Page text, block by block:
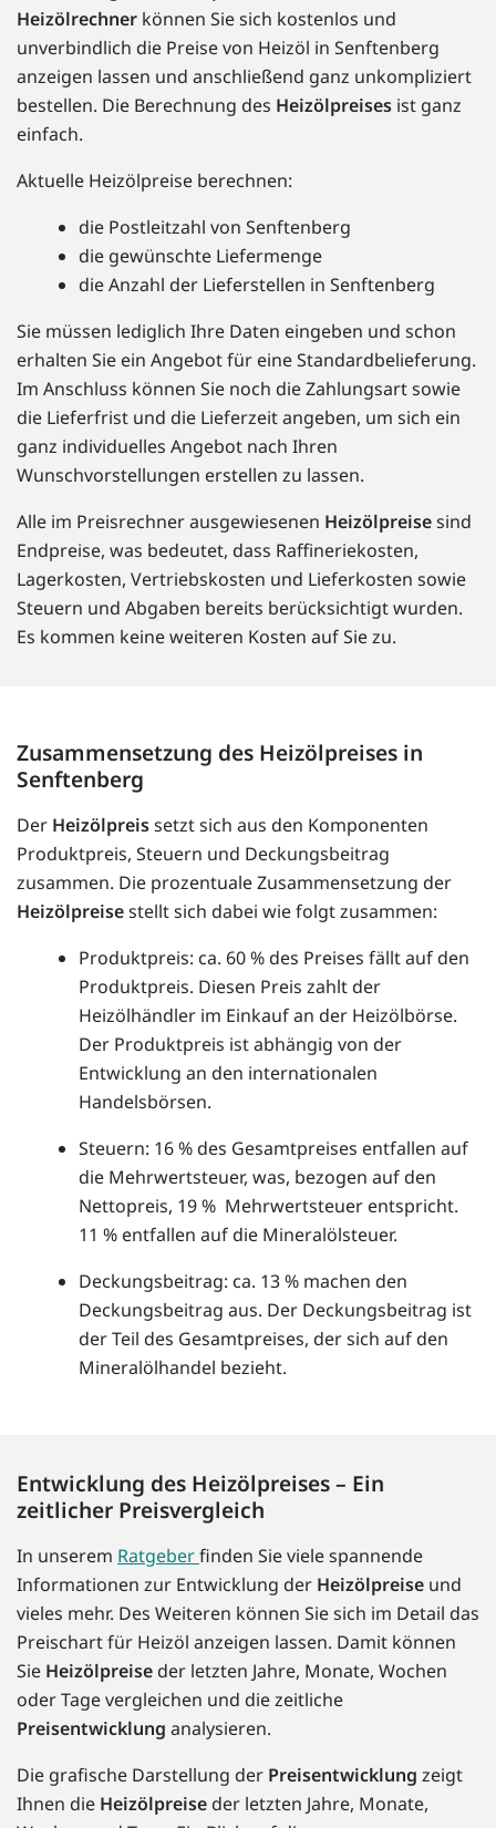
Heizölrechner können Sie sich kostenlos und
unverbindlich die Preise von Heizöl in Senftenberg
anzeigen lassen und anschließend ganz unkompliziert
bestellen. Die Berechnung des Heizölpreises ist ganz
einfach.
Aktuelle Heizölpreise berechnen:
die Postleitzahl von Senftenberg
die gewünschte Liefermenge
die Anzahl der Lieferstellen in Senftenberg
Sie müssen lediglich Ihre Daten eingeben und schon
erhalten Sie ein Angebot für eine Standardbelieferung.
Im Anschluss können Sie noch die Zahlungsart sowie
die Lieferfrist und die Lieferzeit angeben, um sich ein
ganz individuelles Angebot nach Ihren
Wunschvorstellungen erstellen zu lassen.
Alle im Preisrechner ausgewiesenen Heizölpreisesind
Endpreise, was bedeutet, dass Raffineriekosten,
Lagerkosten, Vertriebskosten und Lieferkosten sowie
Steuern und Abgaben bereits berücksichtigt wurden.
Es kommen keine weiteren Kosten auf Sie zu.
Zusammensetzung des Heizölpreises in
Senftenberg
Der Heizölpreissetzt sich aus den Komponenten
Produktpreis, Steuern und Deckungsbeitrag
zusammen. Die prozentuale Zusammensetzung der
Heizölpreisestellt sich dabei wie folgt zusammen:
Produktpreis: ca. 60 % des Preises fällt auf den
Produktpreis. Diesen Preis zahlt der
Heizölhändler im Einkauf an der Heizölbörse.
Der Produktpreis ist abhängig von der
Entwicklung an den internationalen
Handelsbörsen.
Steuern: 16 % des Gesamtpreises entfallen auf
die Mehrwertsteuer, was, bezogen auf den
Nettopreis, 19 % Mehrwertsteuer entspricht.
11 % entfallen auf die Mineralölsteuer.
Deckungsbeitrag: ca. 13 % machen den
Deckungsbeitrag aus. Der Deckungsbeitrag ist
der Teil des Gesamtpreises, der sich auf den
Mineralölhandel bezieht.
Entwicklung des Heizölpreises – Ein
zeitlicher Preisvergleich
In unserem Ratgeberfinden Sie viele spannende
Informationen zur Entwicklung der Heizölpreise und
vieles mehr. Des Weiteren können Sie sich im Detail das
Preischart für Heizöl anzeigen lassen. Damit können
Sie Heizölpreise der letzten Jahre, Monate, Wochen
oder Tage vergleichen und die zeitliche
Preisentwicklung analysieren.
Die grafische Darstellung der Preisentwicklung zeigt
Ihnen die Heizölpreise der letzten Jahre, Monate,